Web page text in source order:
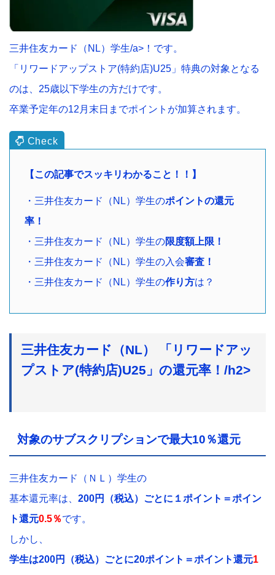
三井住友カード（NL）学生/a>！です。
「リワードアップストア(特約店)U25」特典の対象となる
のは、25歳以下学生の方だけです。
卒業予定年の12月末日までポイントが加算されます。
【この記事でスッキリわかること！！】
・三井住友カード（NL）学生のポイントの還元
率！
・三井住友カード（NL）学生の限度額上限！
・三井住友カード（NL）学生の入会審査！
・三井住友カード（NL）学生の作り方は？
三井住友カード（NL） 「リワードアッ
プストア(特約店)U25」の還元率！/h2>
対象のサブスクリプションで最大10％還元
三井住友カード（ＮＬ）学生の
基本還元率は、 200円（税込）ごとに１ポイント＝ポイン
ト還元0.5％です。
しかし、
学生は200円（税込）ごとに20ポイント＝ポイント還元1